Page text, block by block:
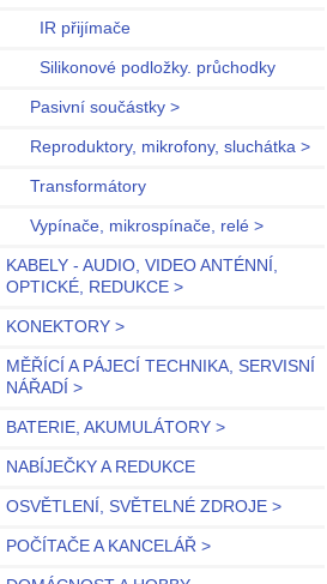
IR přijímače
Silikonové podložky. průchodky
Pasivní součástky >
Reproduktory, mikrofony, sluchátka >
Transformátory
Vypínače, mikrospínače, relé >
KABELY - AUDIO, VIDEO ANTÉNNÍ,
OPTICKÉ, REDUKCE >
KONEKTORY >
MĚŘÍCÍ A PÁJECÍ TECHNIKA, SERVISNÍ
NÁŘADÍ >
BATERIE, AKUMULÁTORY >
NABÍJEČKY A REDUKCE
OSVĚTLENÍ, SVĚTELNÉ ZDROJE >
POČÍTAČE A KANCELÁŘ >